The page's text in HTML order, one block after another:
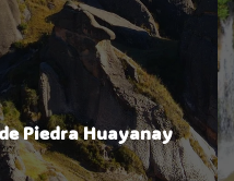
Piedra Huayanay